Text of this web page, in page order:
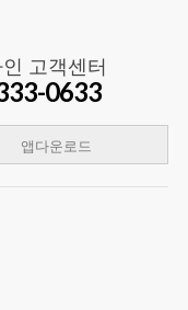
고객센터
0633
앱다운로드